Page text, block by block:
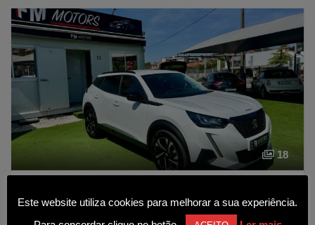
18
18 750€
Este website utiliza cookies para melhorar a sua experiência.